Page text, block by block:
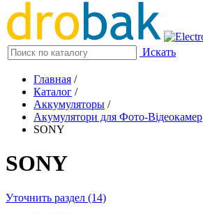
Искать
Главная /
Каталог /
Аккумуляторы /
Акумулятори для Фото-Відеокамер
SONY
SONY
Уточнить раздел (14)